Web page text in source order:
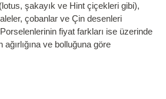
şakayık ve Hint çiçekleri gibi),
çobanlar ve Çin desenleri
fiyat farkları ise üzerinde
ve bolluğuna göre